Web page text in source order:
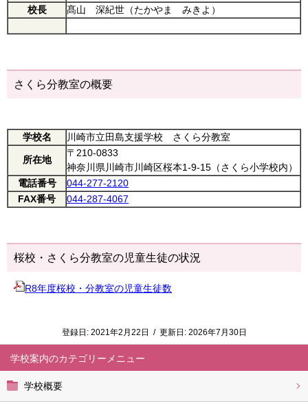
学校案内
学校概要
校長
髙山 深紀世（たかやま みきよ）
さくら分教室の概要
学校名 川崎市立田島支援学校 さくら分教室
所在地
〒210-0833
神奈川県川崎市川崎区桜本1-9-15（さくら小学校内）
電話番号
044-277-2120
FAX番号
044-287-4067
桜校・さくら分教室の児童生徒の状況
R8年度桜校・分教室の児童生徒数
登録日: 2021年2月22日 / 更新日: 2026年7月30日